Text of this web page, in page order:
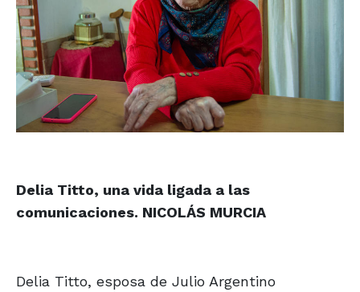
Delia Titto, una vida ligada a las
comunicaciones. NICOLÁS MURCIA
Delia Titto, esposa de Julio Argentino